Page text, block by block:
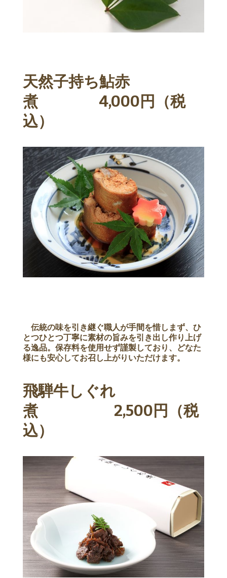
天然子持ち鮎赤
煮 4,000円（税
込）
伝統の味を引き継ぐ職人が手間を惜しまず、ひ
とつひとつ丁寧に素材の旨みを引き出し作り上げ
る逸品。保存料を使用せず謹製しており、どなた
様にも安心してお召し上がりいただけます。
飛騨牛しぐれ
煮 2,500円（税
込）